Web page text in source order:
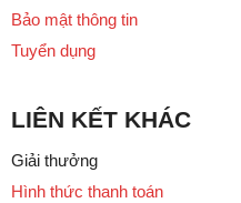
Bảo mật thông tin
Tuyển dụng
LIÊN KẾT KHÁC
Giải thưởng
Hình thức thanh toán